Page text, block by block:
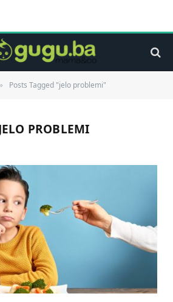
Posts Tagged "jelo problemi"
PROBLEMI